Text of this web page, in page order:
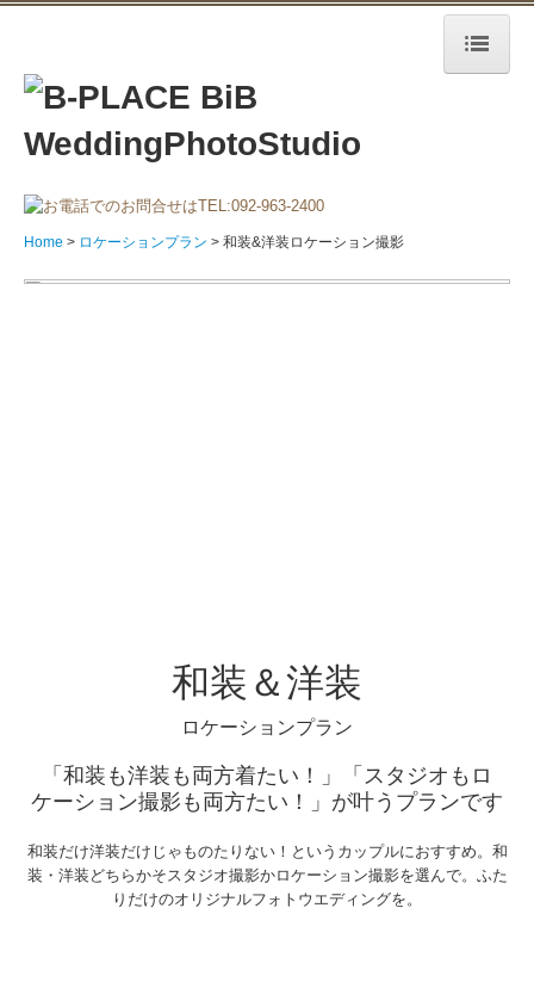
Home
スタジオプラン
和装&洋装スタジオ撮影
沖縄フォトウエディング
ロケーションフォトギャラリー
衣装レンタル
ウェディングドレスギャラリー
Home ロケーションプラン 和装&洋装ロケーション撮影
和装＆洋装
ロケーションプラン
「和装も洋装も両方着たい！」「スタジオもロ
ケーション撮影も両方たい！」が叶うプランです
和装だけ洋装だけじゃものたりない！というカップルにおすすめ。和
装・洋装どちらかそスタジオ撮影かロケーション撮影を選んで。ふた
りだけのオリジナルフォトウエディングを。